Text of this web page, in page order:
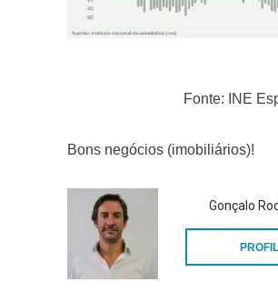
Fonte: INE
Bons negócios (imobiliários)!
Gonçalo